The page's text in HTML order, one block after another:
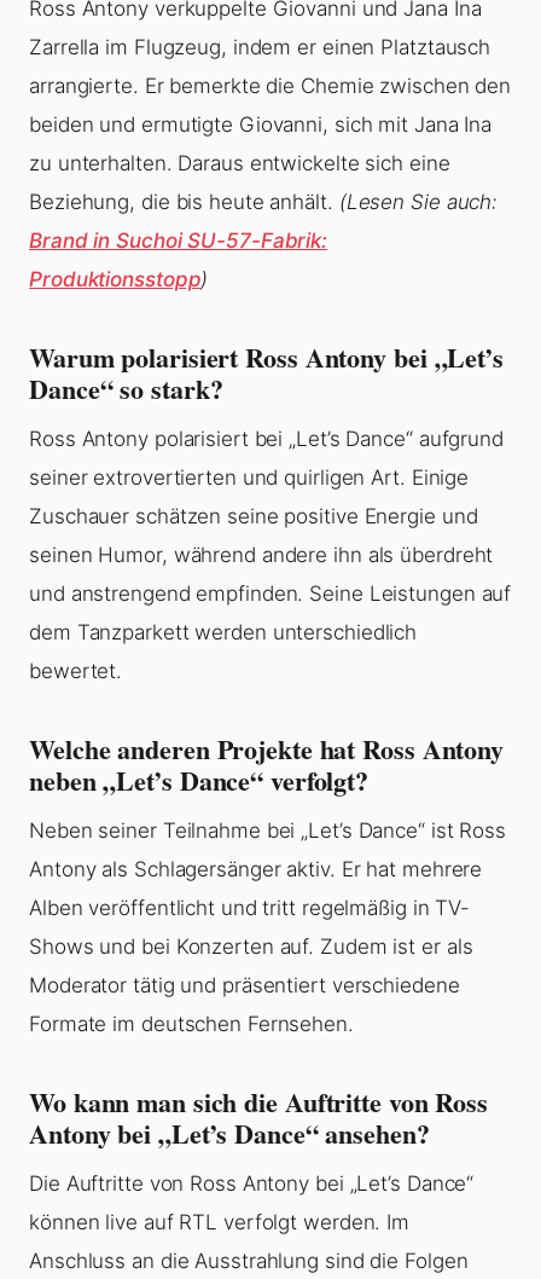
Ross Antony verkuppelte Giovanni und Jana Ina
Zarrella im Flugzeug, indem er einen Platztausch
arrangierte. Er bemerkte die Chemie zwischen den
beiden und ermutigte Giovanni, sich mit Jana Ina
zu unterhalten. Daraus entwickelte sich eine
Beziehung, die bis heute anhält. (Lesen Sie auch:
Brand in Suchoi SU-57-Fabrik:
Produktionsstopp)
Warum polarisiert Ross Antony bei „Let’s
Dance“ so stark?
Ross Antony polarisiert bei „Let’s Dance“ aufgrund
seiner extrovertierten und quirligen Art. Einige
Zuschauer schätzen seine positive Energie und
seinen Humor, während andere ihn als überdreht
und anstrengend empfinden. Seine Leistungen auf
dem Tanzparkett werden unterschiedlich
bewertet.
Welche anderen Projekte hat Ross Antony
neben „Let’s Dance“ verfolgt?
Neben seiner Teilnahme bei „Let’s Dance“ ist Ross
Antony als Schlagersänger aktiv. Er hat mehrere
Alben veröffentlicht und tritt regelmäßig in TV-
Shows und bei Konzerten auf. Zudem ist er als
Moderator tätig und präsentiert verschiedene
Formate im deutschen Fernsehen.
Wo kann man sich die Auftritte von Ross
Antony bei „Let’s Dance“ ansehen?
Die Auftritte von Ross Antony bei „Let’s Dance“
können live auf RTL verfolgt werden. Im
Anschluss an die Ausstrahlung sind die Folgen